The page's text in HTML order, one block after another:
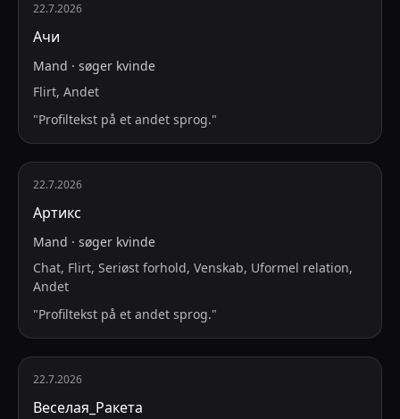
22.7.2026
Ачи
Mand · søger kvinde
Flirt, Andet
"Profiltekst på et andet sprog."
22.7.2026
Артикс
Mand · søger kvinde
Chat, Flirt, Seriøst forhold, Venskab, Uformel relation,
Andet
"Profiltekst på et andet sprog."
22.7.2026
Веселая_Ракета